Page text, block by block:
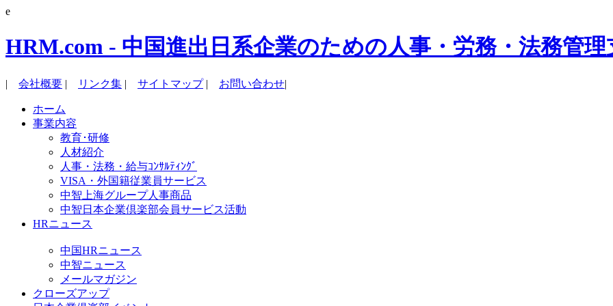
e
HRM.com - 中国進出日系企業のための人事・労務・法務管理
| 会社概要 | リンク集 | サイトマップ| お問い合わせ|
ホーム
事業内容
教育･研修
人材紹介
人事・法務・給与ｺﾝｻﾙﾃｨﾝｸﾞ
VISA・外国籍従業員サービス
中智上海グループ人事商品
中智日本企業倶楽部会員サービス活動
HRニュース
中国HRニュース
中智ニュース
メールマガジン
クローズアップ